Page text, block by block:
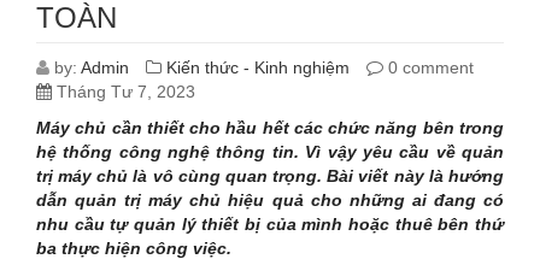
TOÀN
by: Admin Kiến thức - Kinh nghiệm
0 comment
Tháng Tư 7, 2023
Máy chủ cần thiết cho hầu hết các chức năng bên trong
hệ thống công nghệ thông tin. Vì vậy yêu cầu về quản
trị máy chủ là vô cùng quan trọng. Bài viết này là hướng
dẫn quản trị máy chủ hiệu quả cho những ai đang có
nhu cầu tự quản lý thiết bị của mình hoặc thuê bên thứ
ba thực hiện công việc.